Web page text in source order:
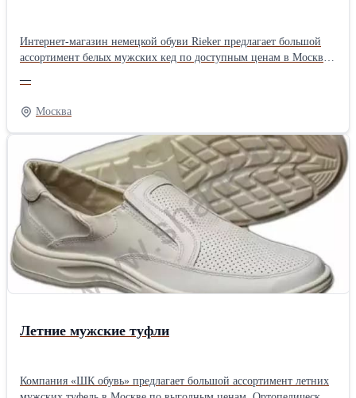
Интернет-магазин немецкой обуви Rieker предлагает большой
ассортимент белых мужских кед по доступным ценам в Москве.
стильного повседневного образа, модели из натуральной или
искусственной кожи как на лето, так и демисезон. Ознакомиться
с коллекцией Вы можете на нашем сайте
—
Москва
Летние мужские туфли
Компания «ШК обувь» предлагает большой ассортимент летних